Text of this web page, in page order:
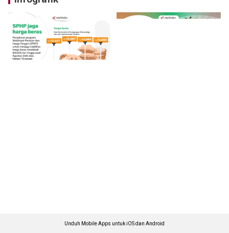
Unduh Mobile Apps untuk iOS dan Android